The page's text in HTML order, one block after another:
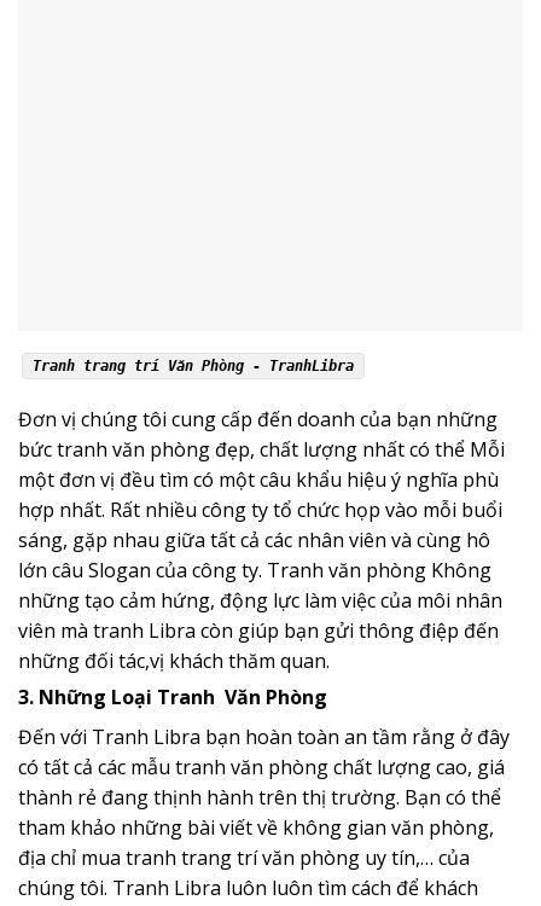
Tranh trang trí Văn Phòng - TranhLibra
Đơn vị chúng tôi cung cấp đến doanh của bạn những
bức tranh văn phòng đẹp, chất lượng nhất có thể Mỗi
một đơn vị đều tìm có một câu khẩu hiệu ý nghĩa phù
hợp nhất. Rất nhiều công ty tổ chức họp vào mỗi buổi
sáng, gặp nhau giữa tất cả các nhân viên và cùng hô
lớn câu Slogan của công ty. Tranh văn phòng Không
những tạo cảm hứng, động lực làm việc của môi nhân
viên mà tranh Libra còn giúp bạn gửi thông điệp đến
những đối tác,vị khách thăm quan.
3. Những Loại Tranh Văn Phòng
Đến với Tranh Libra bạn hoàn toàn an tầm rằng ở đây
có tất cả các mẫu tranh văn phòng chất lượng cao, giá
thành rẻ đang thịnh hành trên thị trường. Bạn có thể
tham khảo những bài viết về không gian văn phòng,
địa chỉ mua tranh trang trí văn phòng uy tín,… của
chúng tôi. Tranh Libra luôn luôn tìm cách để khách